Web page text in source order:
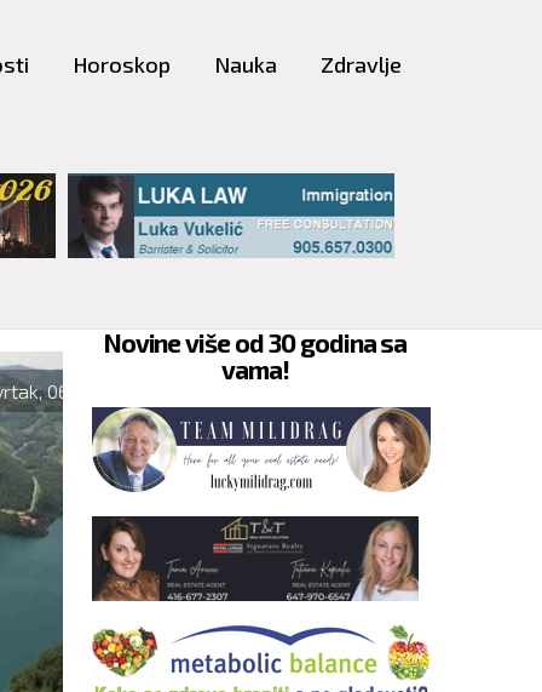
Horoskop Nauka Zdravlje
Novine više od 30 godina sa
vama!